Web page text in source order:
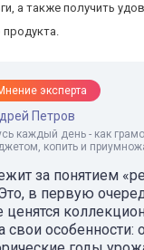
а также получить
продукта.
эксперта
Петров
каждый день - как
копить и
за понятием
в первую
ценятся
свои особенности: